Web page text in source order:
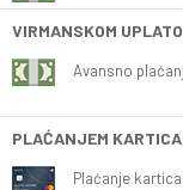
VIRMANSKOM
Avansno
PLAĆANJEM
Plaćanje